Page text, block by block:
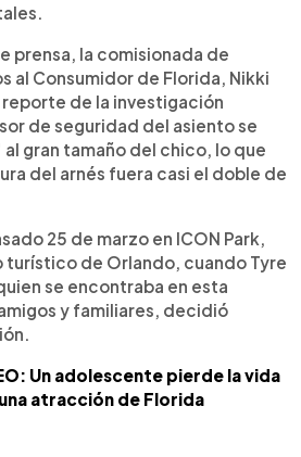
prensa, la comisionada de
al Consumidor de Florida, Nikki
de la investigación
de seguridad del asiento se
gran tamaño del chico, lo que
del arnés fuera casi el doble de
25 de marzo en ICON Park,
de Orlando, cuando Tyre
se encontraba en esta
y familiares, decidió
Un adolescente pierde la vida
atracción de Florida